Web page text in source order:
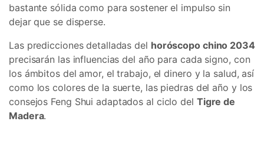
bastante sólida como para sostener el impulso sin
dejar que se disperse.
Las predicciones detalladas del horóscopo chino 2034
precisarán las influencias del año para cada signo, con
los ámbitos del amor, el trabajo, el dinero y la salud, así
como los colores de la suerte, las piedras del año y los
consejos Feng Shui adaptados al ciclo del Tigre de
Madera.